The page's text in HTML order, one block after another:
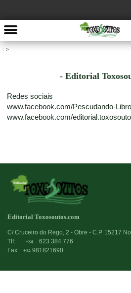
:: >
- Editorial
Redes sociais
www.facebook.com/Pescudando-
www.facebook.com/
Editorial Toxosoutos.com
C/ Cruceiro do Rego, 2 - Obre - C.P. 15217
Tlf:
+34
623 384 776
Fax:
+34 981821690